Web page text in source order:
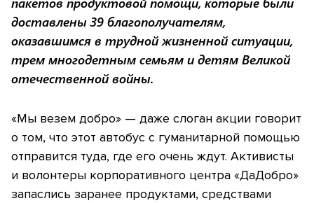
доставлены 39 благополучателям,
оказавшимся в трудной жизненной ситуации,
трем многодетным семьям и детям Великой
отечественной войны.
«Мы везем добро» — даже слоган акции говорит
о том, что этот автобус с гуманитарной помощью
отправится туда, где его очень ждут. Активисты
и волонтеры корпоративного центра «ДаДобро»
запаслись заранее продуктами, средствами